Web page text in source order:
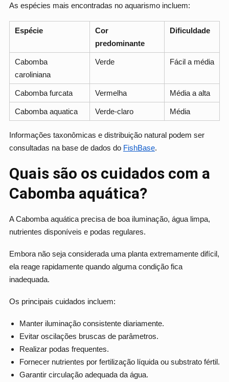
As espécies mais encontradas no aquarismo incluem:
Espécie
Cor
predominante
Dificuldade
Cabomba
caroliniana
Verde Fácil a média
Cabomba furcata Vermelha Média a alta
Cabomba aquatica Verde-claro Média
Informações taxonômicas e distribuição natural podem ser
consultadas na base de dados do FishBase.
Quais são os cuidados com a
Cabomba aquática?
A Cabomba aquática precisa de boa iluminação, água limpa,
nutrientes disponíveis e podas regulares.
Embora não seja considerada uma planta extremamente difícil,
ela reage rapidamente quando alguma condição fica
inadequada.
Os principais cuidados incluem:
Manter iluminação consistente diariamente.
Evitar oscilações bruscas de parâmetros.
Realizar podas frequentes.
Fornecer nutrientes por fertilização líquida ou substrato fértil.
Garantir circulação adequada da água.